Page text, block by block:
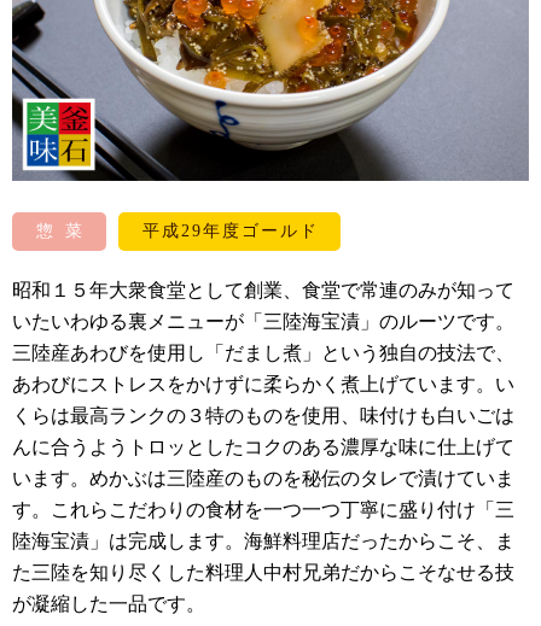
惣菜 平成29年度ゴールド
昭和１５年大衆食堂として創業、食堂で常連のみが知って
いたいわゆる裏メニューが「三陸海宝漬」のルーツです。
三陸産あわびを使用し「だまし煮」という独自の技法で、
あわびにストレスをかけずに柔らかく煮上げています。い
くらは最高ランクの３特のものを使用、味付けも白いごは
んに合うようトロッとしたコクのある濃厚な味に仕上げて
います。めかぶは三陸産のものを秘伝のタレで漬けていま
す。これらこだわりの食材を一つ一つ丁寧に盛り付け「三
陸海宝漬」は完成します。海鮮料理店だったからこそ、ま
た三陸を知り尽くした料理人中村兄弟だからこそなせる技
が凝縮した一品です。